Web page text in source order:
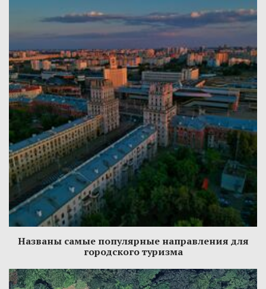
Названы самые популярные направления для
городского туризма